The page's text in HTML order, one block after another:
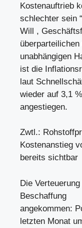
Kostenauftrieb
schlechter sein
Will ,
überparteilichen
unabhängigen
ist die
laut
wieder auf 3,1 %
angestiegen.
Zwtl.:
Kostenanstieg
bereits sichtbar
Die
Beschaffung
angekommen:
letzten Monat